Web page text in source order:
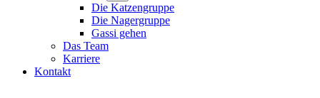
Die Katzengruppe
Die Nagergruppe
Gassi gehen
Das Team
Karriere
Kontakt